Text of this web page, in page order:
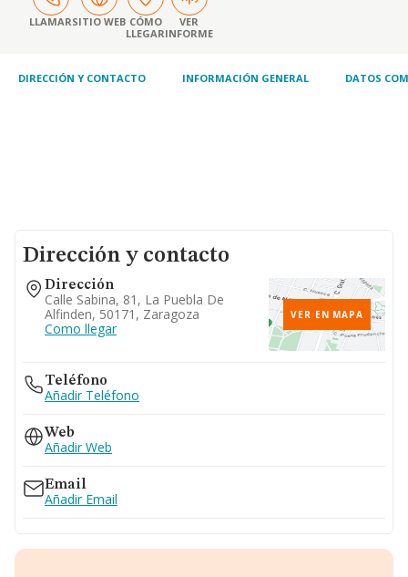
LLAMARSITIO WEB CÓMO
LLEGAR
VER
INFORME
DIRECCIÓN Y CONTACTO INFORMACIÓN GENERAL DATOS
Dirección y contacto
Dirección
Calle Sabina, 81, La Puebla De
Alfinden, 50171, Zaragoza
Como llegar
VER EN MAPA
Teléfono
Añadir Teléfono
Web
Añadir Web
Email
Añadir Email